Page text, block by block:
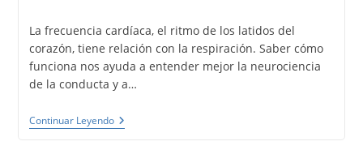
la
entrada:
La frecuencia cardíaca, el ritmo de los latidos del
corazón, tiene relación con la respiración. Saber cómo
funciona nos ayuda a entender mejor la neurociencia
de la conducta y a…
Continuar LeyendoFrecuencia
Cardíaca